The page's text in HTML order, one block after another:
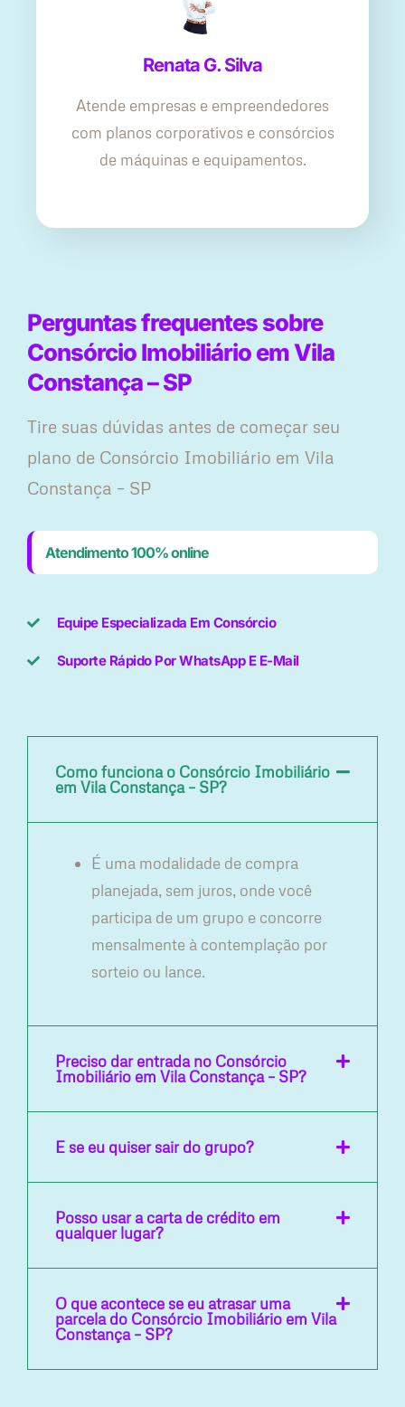
Renata G. Silva
Atende empresas e empreendedores
com planos corporativos e consórcios
de máquinas e equipamentos.
Perguntas frequentes sobre
Consórcio Imobiliário em Vila
Constança – SP
Tire suas dúvidas antes de começar seu
plano ​de Consórcio Imobiliário em Vila
Constança – SP
Atendimento 100% online
Equipe Especializada Em Consórcio
Suporte Rápido Por WhatsApp E E-Mail
Como funciona o Consórcio Imobiliário
em Vila Constança – SP?
É uma modalidade de compra
planejada, sem juros, onde você
participa de um grupo e concorre
mensalmente à contemplação por
sorteio ou lance.
Preciso dar entrada no Consórcio
Imobiliário em Vila Constança – SP?
E se eu quiser sair do grupo?
Posso usar a carta de crédito em
qualquer lugar?
O que acontece se eu atrasar uma
parcela do Consórcio Imobiliário em Vila
Constança – SP?